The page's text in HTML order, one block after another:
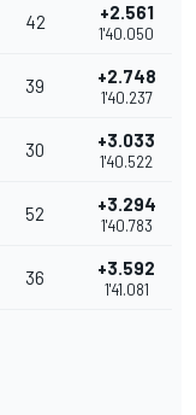
42 +2.561
1'40.050
39 +2.748
1'40.237
30 +3.033
1'40.522
52 +3.294
1'40.783
36 +3.592
1'41.081